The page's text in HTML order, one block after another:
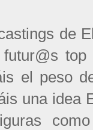
de
top
el peso
una idea